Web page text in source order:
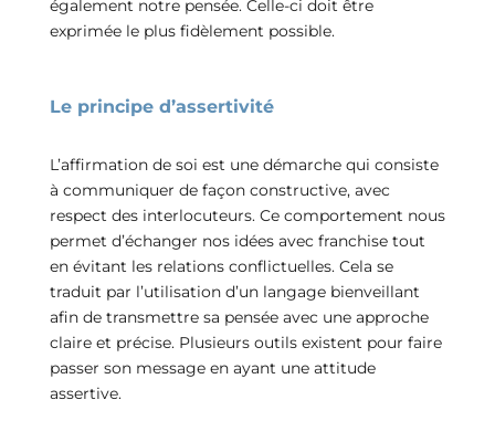
également notre pensée. Celle-ci doit être
exprimée le plus fidèlement possible.
Le principe d’assertivité
L’affirmation de soi est une démarche qui consiste
à communiquer de façon constructive, avec
respect des interlocuteurs. Ce comportement nous
permet d’échanger nos idées avec franchise tout
en évitant les relations conflictuelles. Cela se
traduit par l’utilisation d’un langage bienveillant
afin de transmettre sa pensée avec une approche
claire et précise. Plusieurs outils existent pour faire
passer son message en ayant une attitude
assertive.